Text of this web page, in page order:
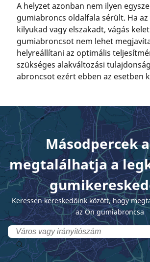
A helyzet azonban nem ilyen
gumiabroncs oldalfala sérült. Ha
kilyukad vagy elszakadt, vágás
gumiabroncsot nem lehet
helyreállítani az optimális
szükséges alakváltozási
abroncsot ezért ebben az esetben
Másodpercek
megtalálhatja a
Keressen kereskedőink között, hogy
az Ön gumiabroncsa